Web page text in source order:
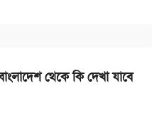
একক্লিকে ফল দেখুন
থেকে কি দেখা যাবে